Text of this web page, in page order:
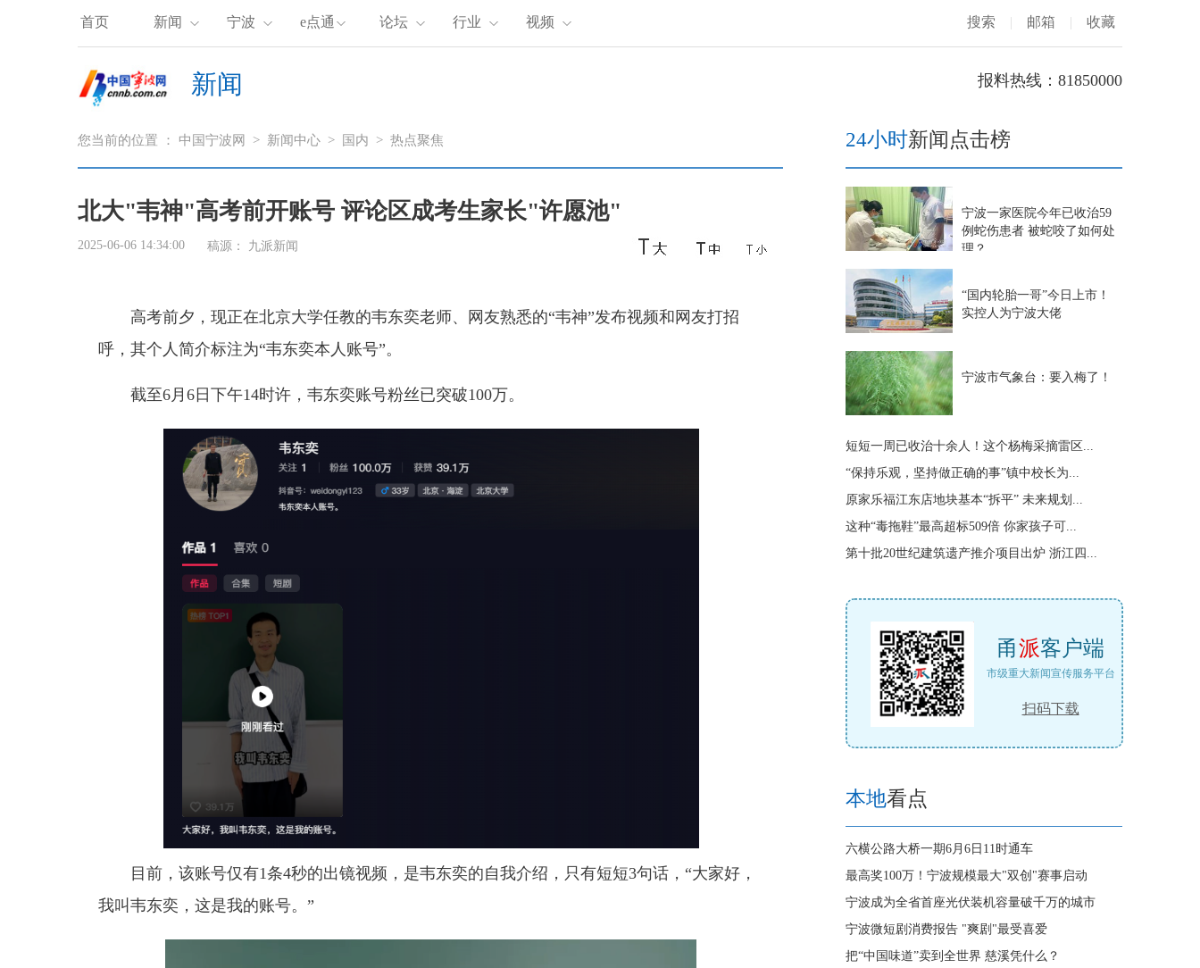
首页 新闻 宁波 e点通 论坛 行业 视频 搜索 | 邮箱 | 收藏
新闻 报料热线：81850000
您当前的位置 ： 中国宁波网 > 新闻中心 > 国内 > 热点聚焦
北大"韦神"高考前开账号 评论区成考生家长"许愿池"
2025-06-06 14:34:00 稿源： 九派新闻
高考前夕， 现正在北京大学任教的韦东奕老师、网友熟悉的“韦神”发布视频和网友打招
呼， 其个人简介标注为“韦东奕本人账号”。
截至6月6日下午14时许， 韦东奕账号粉丝已突破100万。
目前， 该账号仅有1条4秒的出镜视频，是韦东奕的自我介绍，只有短短3句话，“大家好，
我叫韦东奕，这是我的账号。”
24小时新闻点击榜
宁波一家医院今年已收治59
例蛇伤患者 被蛇咬了如何处
理？
“国内轮胎一哥”今日上市！
实控人为宁波大佬
宁波市气象台：要入梅了！
短短一周已收治十余人！这个杨梅采摘雷区...
“保持乐观，坚持做正确的事”镇中校长为...
原家乐福江东店地块基本“拆平” 未来规划...
这种“毒拖鞋”最高超标509倍 你家孩子可...
第十批20世纪建筑遗产推介项目出炉 浙江四...
甬派客户端
市级重大新闻宣传服务平台
扫码下载
本地看点
六横公路大桥一期6月6日11时通车
最高奖100万！宁波规模最大"双创"赛事启动
宁波成为全省首座光伏装机容量破千万的城市
宁波微短剧消费报告 "爽剧"最受喜爱
把“中国味道”卖到全世界 慈溪凭什么？